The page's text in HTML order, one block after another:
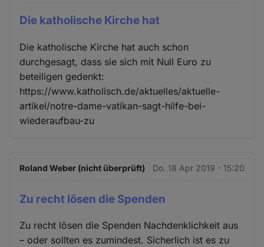
Die katholische Kirche hat
Die katholische Kirche hat auch schon
durchgesagt, dass sie sich mit Null Euro zu
beteiligen gedenkt:
https://www.katholisch.de/aktuelles/aktuelle-
artikel/notre-dame-vatikan-sagt-hilfe-bei-
wiederaufbau-zu
Roland Weber (nicht überprüft) Do. 18 Apr 2019 - 15:20
Zu recht lösen die Spenden
Zu recht lösen die Spenden Nachdenklichkeit aus
– oder sollten es zumindest. Sicherlich ist es zu